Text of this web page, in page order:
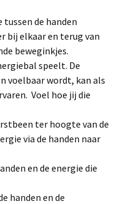
de handen
bij elkaar en terug van
beweginkjes.
speelt. De
voelbaar wordt, kan als
Voel hoe jij die
ter hoogte van de
via de handen naar
en de energie die
handen en de